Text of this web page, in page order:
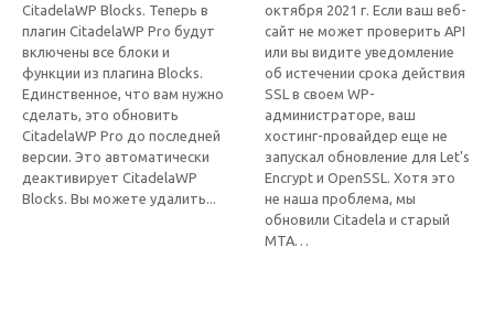
CitadelaWP Blocks. Теперь в
плагин CitadelaWP Pro будут
включены все блоки и
функции из плагина Blocks.
Единственное, что вам нужно
сделать, это обновить
CitadelaWP Pro до последней
версии. Это автоматически
деактивирует CitadelaWP
Blocks. Вы можете удалить...
октября 2021 г. Если ваш веб-
сайт не может проверить API
или вы видите уведомление
об истечении срока действия
SSL в своем WP-
администраторе, ваш
хостинг-провайдер еще не
запускал обновление для Let's
Encrypt и OpenSSL. Хотя это
не наша проблема, мы
обновили Citadela и старый
МТА…